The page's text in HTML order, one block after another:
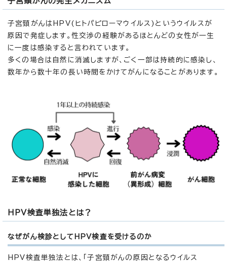
子宮頸がんはHPV(ヒトパピローマウイルス)というウイルスが
原因で発症します。性交渉の経験があるほとんどの女性が一生
に一度は感染すると言われています。
多くの場合は自然に消滅しますが、ごく一部は持続的に感染し、
数年から数十年の長い時間をかけてがんになることがあります。
HPV検査単独法とは？
なぜがん検診としてHPV検査を受けるのか
HPV検査単独法とは、「子宮頸がんの原因となるウイルス